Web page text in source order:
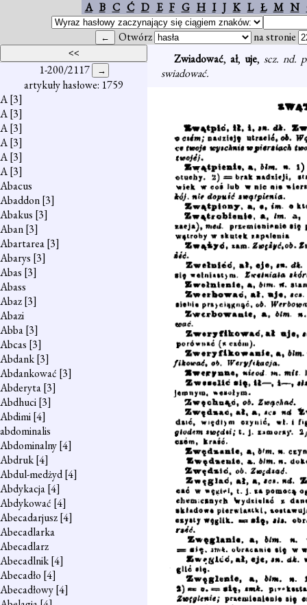
A B C Ć D E F G H I J K L Ł M N
Otwórz na stronie
1-200/2117
artykuły hasłowe: 1759
A[3]
A[3]
A[3]
A[3]
A[3]
A[3]
Abacus
Abaddon[3]
Abakus [3]
Aban[3]
Abartarea[3]
Abarys [3]
Abas [3]
Abass
Abaz[3]
Abazi
Abba[3]
Abcas [3]
Abdank[3]
Abdankować [3]
Abderyta[3]
Abdhuci[3]
Abdimi[4]
abdominalis
Abdominalny[4]
Abdruk[4]
Abdul-medżyd[4]
Abdykacja[4]
Abdykować [4]
Abecadarjusz[4]
Abecadlarka
Abecadlarz
Abecadlnik[4]
Abecadło [4]
Abecadłowy[4]
Zwiadować, ał, uje,scz. nd.
swiadować.